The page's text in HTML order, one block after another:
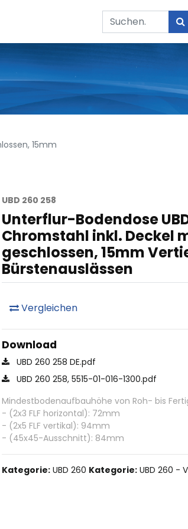
15mm
UBD 260 258
Unterflur-Bodendose
Chromstahl inkl. Deckel
geschlossen, 15mm
Bürstenauslässen
Vergleichen
Download
UBD 260 258 DE.pdf
UBD 260 258, 5515-01-016-1300.pdf
Mindestbodenaufbauhöhe von Roh- bis
- (2x3 FLF horizontal): 72mm
- (2x5 FLF vertikal): 94mm
- (45x45-Ausschnitt): 84mm
Kategorie: UBD 260 Kategorie: UBD 260 -